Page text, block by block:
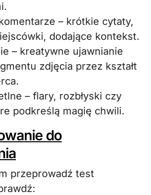
– krótkie cytaty,
dodające kontekst.
– kreatywne ujawnianie
zdjęcia przez kształt
– flary, rozbłyski czy
podkreślą magię chwili.
do
przeprowadź test